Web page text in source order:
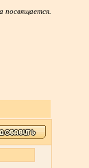
посвящается.